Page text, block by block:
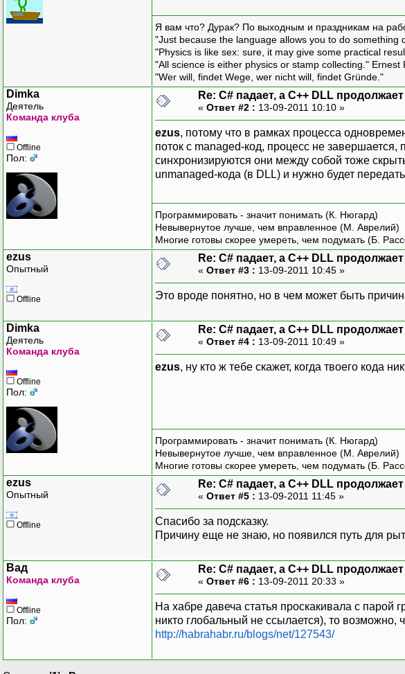
Я вам что? Дурак? По выходным и праздникам на
"Just because the language allows you to do something
"Physics is like sex: sure, it may give some practical
"All science is either physics or stamp collecting." Ernest
"Wer will, findet Wege, wer nicht will, findet Gründe."
Dimka
Деятель
Команда клуба
Offline
Пол:
Re: C# падает, а C++ DLL
« Ответ #2 : 13-09-2011 10:10 »
ezus, потому что в рамках процесса
поток с managed-код, процесс не завершается,
синхронизируются они между собой тоже
unmanaged-кода (в DLL) и нужно будет
Программировать - значит понимать (К. Нюгард)
Невывернутое лучше, чем вправленное (М. Аврелий)
Многие готовы скорее умереть, чем подумать (Б.
ezus
Опытный
Offline
Re: C# падает, а C++ DLL
« Ответ #3 : 13-09-2011 10:45 »
Это вроде понятно, но в чем может быть
Dimka
Деятель
Команда клуба
Offline
Пол:
Re: C# падает, а C++ DLL
« Ответ #4 : 13-09-2011 10:49 »
ezus, ну кто ж тебе скажет, когда твоего кода
Программировать - значит понимать (К. Нюгард)
Невывернутое лучше, чем вправленное (М. Аврелий)
Многие готовы скорее умереть, чем подумать (Б.
ezus
Опытный
Offline
Re: C# падает, а C++ DLL
« Ответ #5 : 13-09-2011 11:45 »
Спасибо за подсказку.
Причину еще не знаю, но появился путь для
Вад
Команда клуба
Offline
Пол:
Re: C# падает, а C++ DLL
« Ответ #6 : 13-09-2011 20:33 »
На хабре давеча статья проскакивала с
никто глобальный не ссылается), то возможно,
http://habrahabr.ru/blogs/net/127543/